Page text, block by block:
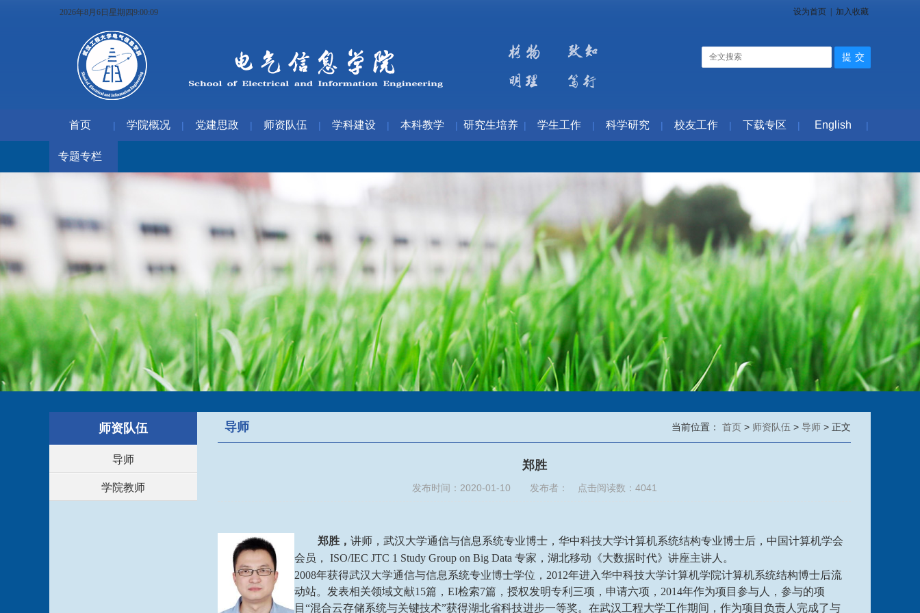
2026年8月6日星期四9:00:09 设为首页 加入收藏
首页 | 学院概况 | 党建思政 | 师资队伍 | 学科建设 | 本科教学 | 研究生培养 | 学生工作 | 科学研究 | 校友工作 | 下载专区 | English |
专题专栏
师资队伍
导师
学院教师
导师 当前位置： 首页 > 师资队伍 > 导师 > 正文
郑胜
发布时间：2020-01-10 发布者： 点击阅读数： 4041
郑胜， 讲师，武汉大学通信与信息系统专业博士，华中科技大学计算机系统结构专业博士后，中国计算机学会
会员，
ISO/IEC JTC 1 Study Group on Big Data 专家，湖北移动《大数据时代》讲座主讲人。
2008年获得武汉大学通信与信息系统专业博士学位，2012年进入华中科技大学计算机学院计算机系统结构博士后流
动站。发表相关领域文献15篇，EI检索7篇，授权发明专利三项，申请六项，2014年作为项目参与人，参与的项
目“混合云存储系统与关键技术”获得湖北省科技进步一等奖。在武汉工程大学工作期间，作为项目负责人完成了与